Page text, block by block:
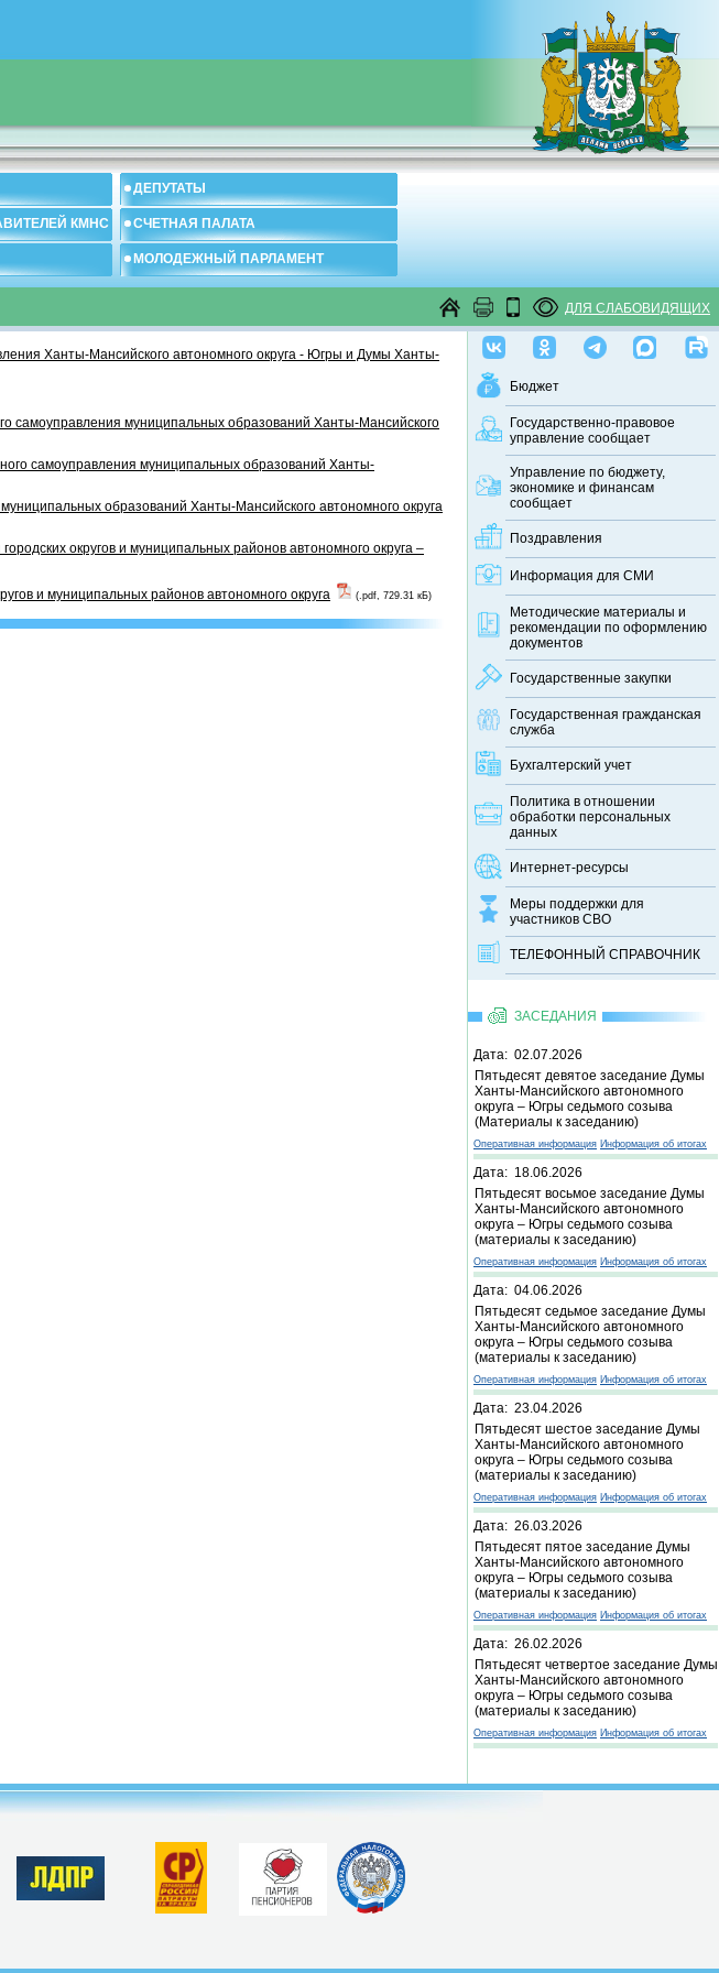
ДЕПУТАТЫ
КМНС СЧЕТНАЯ ПАЛАТА
МОЛОДЕЖНЫЙ ПАРЛАМЕНТ
ДЛЯ СЛАБОВИДЯЩИХ
Бюджет
Государственно-правовое
управление сообщает
Управление по бюджету,
экономике и финансам
сообщает
Поздравления
Информация для СМИ
Методические материалы и
рекомендации по оформлению
документов
Государственные закупки
Государственная гражданская
служба
Бухгалтерский учет
Политика в отношении
обработки персональных
данных
Интернет-ресурсы
Меры поддержки для
участников СВО
ТЕЛЕФОННЫЙ CПРАВОЧНИК
ЗАСЕДАНИЯ
Дата: 02.07.2026
Пятьдесят девятое заседание Думы
Ханты-Мансийского автономного
округа – Югры седьмого созыва
(Материалы к заседанию)
Оперативная информация Информация об итогах
Дата: 18.06.2026
Пятьдесят восьмое заседание Думы
Ханты-Мансийского автономного
округа – Югры седьмого созыва
(материалы к заседанию)
Оперативная информация Информация об итогах
Дата: 04.06.2026
Пятьдесят седьмое заседание Думы
Ханты-Мансийского автономного
округа – Югры седьмого созыва
(материалы к заседанию)
Оперативная информация Информация об итогах
Дата: 23.04.2026
Пятьдесят шестое заседание Думы
Ханты-Мансийского автономного
округа – Югры седьмого созыва
(материалы к заседанию)
Оперативная информация Информация об итогах
Дата: 26.03.2026
Пятьдесят пятое заседание Думы
Ханты-Мансийского автономного
округа – Югры седьмого созыва
(материалы к заседанию)
Оперативная информация Информация об итогах
Дата: 26.02.2026
Пятьдесят четвертое заседание Думы
Ханты-Мансийского автономного
округа – Югры седьмого созыва
(материалы к заседанию)
Оперативная информация Информация об итогах
Ханты-Мансийского автономного округа - Югры и Думы Ханты-
самоуправления муниципальных образований Ханты-Мансийского
самоуправления муниципальных образований Ханты-
образований Ханты-Мансийского автономного округа
округов и муниципальных районов автономного округа –
и муниципальных районов автономного округа
(.pdf, 729.31 кБ)